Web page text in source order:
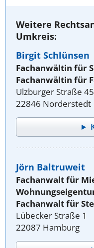
Weitere
Umkreis:
Birgit Schlünsen
Fachanwältin für
Fachanwältin für
Ulzburger Straße
22846 Norderstedt
Jörn Baltruweit
Fachanwalt für
Fachanwalt für
Lübecker Straße 1
22087 Hamburg